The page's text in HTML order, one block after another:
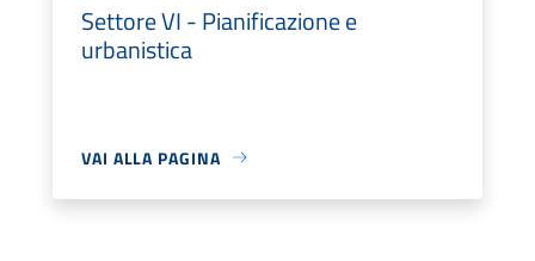
Settore VI - Pianificazione e
urbanistica
VAI ALLA PAGINA